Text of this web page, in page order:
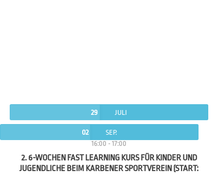
29 JULI
02 SEP.
16:00 -17:00
2. 6-WOCHEN FAST LEARNING KURS FÜR KINDER UND
JUGENDLICHE BEIM KARBENER SPORTVEREIN (START: